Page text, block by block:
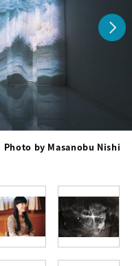
Photo by Masanobu Nishi